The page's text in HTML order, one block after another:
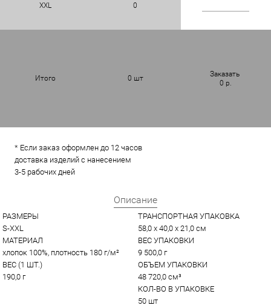
XXL 0
Итого 0 шт
Заказать
0 р.
* Если заказ оформлен до 12 часов
доставка изделий с нанесением
3-5 рабочих дней
Описание
РАЗМЕРЫ
S-XXL
МАТЕРИАЛ
хлопок 100%, плотность 180 г/м²
ВЕС (1 ШТ.)
190,0 г
ТРАНСПОРТНАЯ УПАКОВКА
58,0 x 40,0 x 21,0 см
ВЕС УПАКОВКИ
9 500,0 г
ОБЪЕМ УПАКОВКИ
48 720,0 см³
КОЛ-ВО В УПАКОВКЕ
50 шт